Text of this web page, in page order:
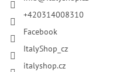
+420314008310
Facebook
ItalyShop_cz
italyshop.cz